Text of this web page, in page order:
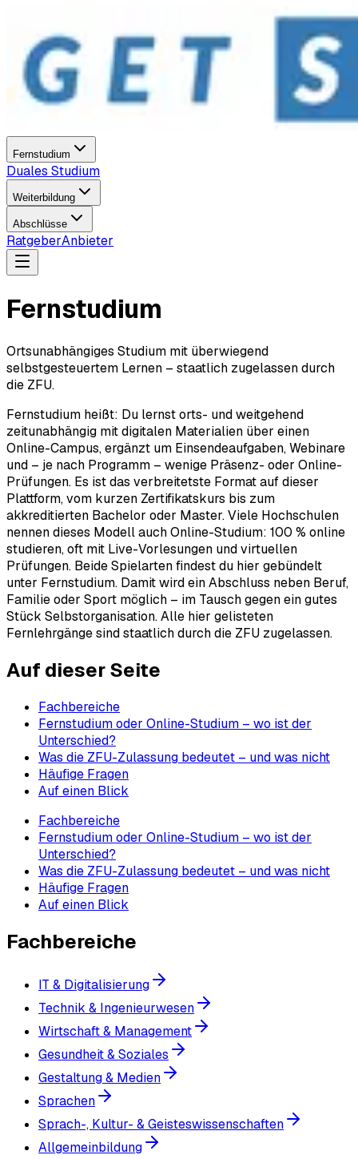
Fernstudium
Duales Studium
Weiterbildung
Abschlüsse
RatgeberAnbieter
Fernstudium
Ortsunabhängiges Studium mit überwiegend
selbstgesteuertem Lernen – staatlich zugelassen durch
die ZFU.
Fernstudium heißt: Du lernst orts- und weitgehend
zeitunabhängig mit digitalen Materialien über einen
Online-Campus, ergänzt um Einsendeaufgaben, Webinare
und – je nach Programm – wenige Präsenz- oder Online-
Prüfungen. Es ist das verbreitetste Format auf dieser
Plattform, vom kurzen Zertifikatskurs bis zum
akkreditierten Bachelor oder Master. Viele Hochschulen
nennen dieses Modell auch Online-Studium: 100 % online
studieren, oft mit Live-Vorlesungen und virtuellen
Prüfungen. Beide Spielarten findest du hier gebündelt
unter Fernstudium. Damit wird ein Abschluss neben Beruf,
Familie oder Sport möglich – im Tausch gegen ein gutes
Stück Selbstorganisation. Alle hier gelisteten
Fernlehrgänge sind staatlich durch die ZFU zugelassen.
Auf dieser Seite
Fachbereiche
Fernstudium oder Online-Studium – wo ist der
Unterschied?
Was die ZFU-Zulassung bedeutet – und was nicht
Häufige Fragen
Auf einen Blick
Fachbereiche
Fernstudium oder Online-Studium – wo ist der
Unterschied?
Was die ZFU-Zulassung bedeutet – und was nicht
Häufige Fragen
Auf einen Blick
Fachbereiche
IT & Digitalisierung
Technik & Ingenieurwesen
Wirtschaft & Management
Gesundheit & Soziales
Gestaltung & Medien
Sprachen
Sprach-, Kultur- & Geisteswissenschaften
Allgemeinbildung